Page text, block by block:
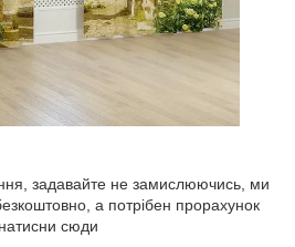
задавайте не замислюючись, ми
а потрібен прорахунок
натисни сюди